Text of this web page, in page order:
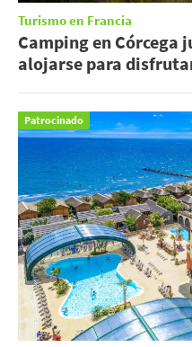
Turismo en Francia
Camping en Córcega
alojarse para
Patrocinado